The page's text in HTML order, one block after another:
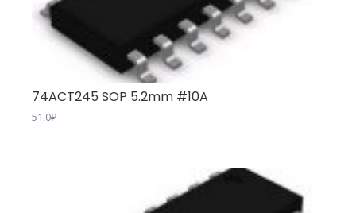
74ACT245 SOP 5.2mm #10A
51,0₽